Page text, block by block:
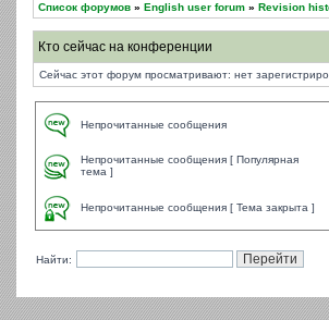
Список форумов » English user forum » Revision
Кто сейчас на конференции
Сейчас этот форум просматривают: нет
Непрочитанные сообщения
Непрочитанные сообщения [ Популярная
тема ]
Непрочитанные сообщения [ Тема закрыта ]
Найти: